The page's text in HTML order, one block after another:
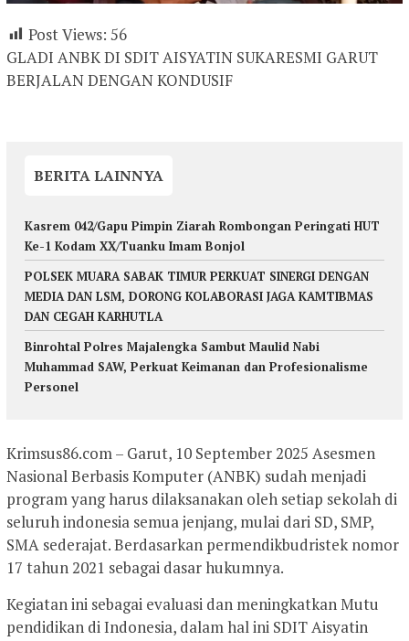
Post Views: 56
GLADI ANBK DI SDIT AISYATIN SUKARESMI GARUT
BERJALAN DENGAN KONDUSIF
BERITA LAINNYA
Kasrem 042/Gapu Pimpin Ziarah Rombongan Peringati HUT
Ke-1 Kodam XX/Tuanku Imam Bonjol
POLSEK MUARA SABAK TIMUR PERKUAT SINERGI DENGAN
MEDIA DAN LSM, DORONG KOLABORASI JAGA KAMTIBMAS
DAN CEGAH KARHUTLA
Binrohtal Polres Majalengka Sambut Maulid Nabi
Muhammad SAW, Perkuat Keimanan dan Profesionalisme
Personel
Krimsus86.com – Garut, 10 September 2025 Asesmen
Nasional Berbasis Komputer (ANBK) sudah menjadi
program yang harus dilaksanakan oleh setiap sekolah di
seluruh indonesia semua jenjang, mulai dari SD, SMP,
SMA sederajat. Berdasarkan permendikbudristek nomor
17 tahun 2021 sebagai dasar hukumnya.
Kegiatan ini sebagai evaluasi dan meningkatkan Mutu
pendidikan di Indonesia, dalam hal ini SDIT Aisyatin